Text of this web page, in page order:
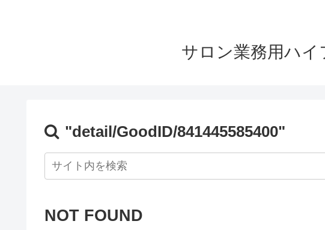
サロン業務用ハイ
"detail/GoodID/841445585400"
NOT FOUND